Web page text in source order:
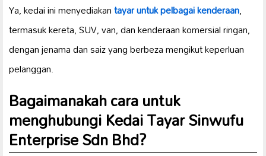
Ya, kedai ini menyediakantayar untuk pelbagai kenderaan,
termasuk kereta, SUV, van, dan kenderaan komersial ringan,
dengan jenama dan saiz yang berbeza mengikut keperluan
pelanggan.
Bagaimanakah cara untuk
menghubungi Kedai Tayar Sinwufu
Enterprise Sdn Bhd?